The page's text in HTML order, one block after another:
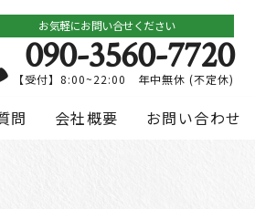
お気軽にお問い合せください
090-3560-7720
【受付】8:00~22:00 年中無休 (不定休)
問 会社概要 お問い合わせ